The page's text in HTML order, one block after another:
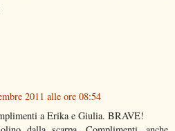
2011 alle ore 08:54
a Erika e Giulia. BRAVE!